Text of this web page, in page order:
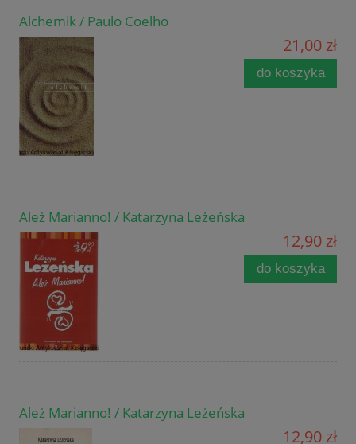
Alchemik / Paulo Coelho
21,00 zł
do koszyka
Ależ Marianno! / Katarzyna Leżeńska
12,90 zł
do koszyka
Ależ Marianno! / Katarzyna Leżeńska
12,90 zł